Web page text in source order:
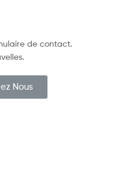
de contact.
Nous